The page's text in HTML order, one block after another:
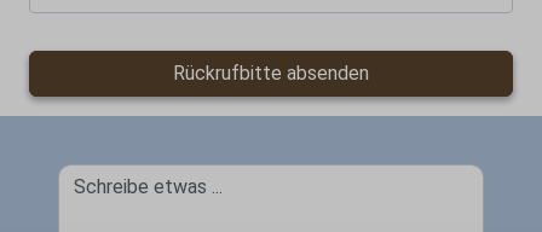
Rückrufbitte absenden